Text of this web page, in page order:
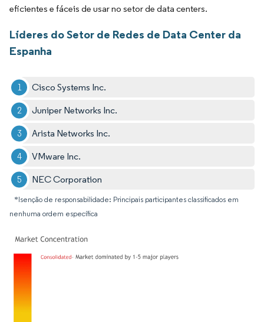
eficientes e fáceis de usar no setor de data centers.
Líderes do Setor de Redes de Data Center da
Espanha
Cisco Systems Inc.
Juniper Networks Inc.
Arista Networks Inc.
VMware Inc.
NEC Corporation
*Isenção de responsabilidade: Principais participantes classificados em
nenhuma ordem específica